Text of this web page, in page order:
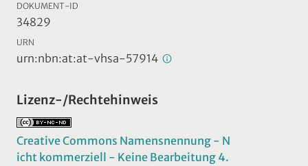
DOKUMENT-ID
34829
URN
urn:nbn:at:at-vhsa-57914
Lizenz-/Rechtehinweis
Creative Commons Namensnennung - N
icht kommerziell - Keine Bearbeitung 4.